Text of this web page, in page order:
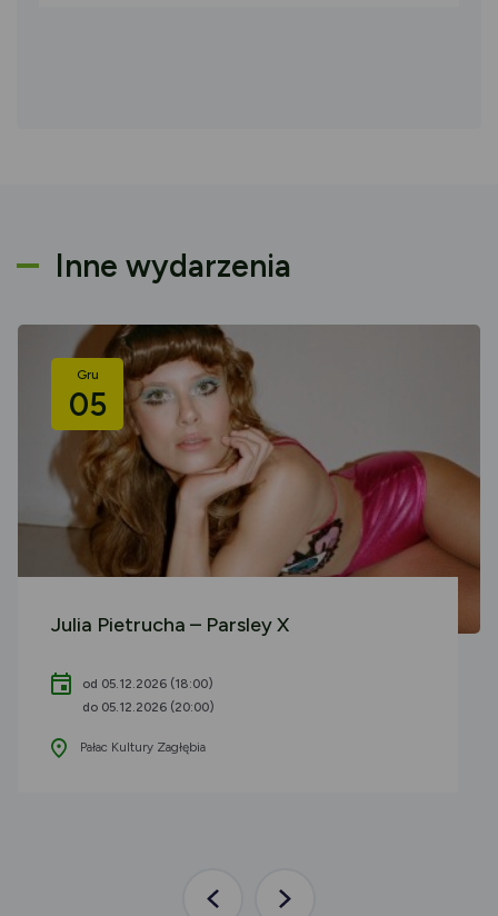
Inne wydarzenia
Gru
05
Julia Pietrucha – Parsley X
od 05.12.2026 (18:00)
do 05.12.2026 (20:00)
Pałac Kultury Zagłębia
PoprzedniaNastępna